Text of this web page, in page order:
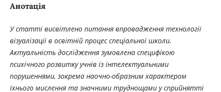
Анотація
У статті висвітлено питання впровадження технології
візуалізаціїв освітній процес спеціальної школи.
Актуальність дослідження зумовлена специфікою
психічного розвитку учнів із інтелектуальними
порушеннями, зокрема наочно-образним характером
їхнього мислення та значними труднощами у сприйнятті